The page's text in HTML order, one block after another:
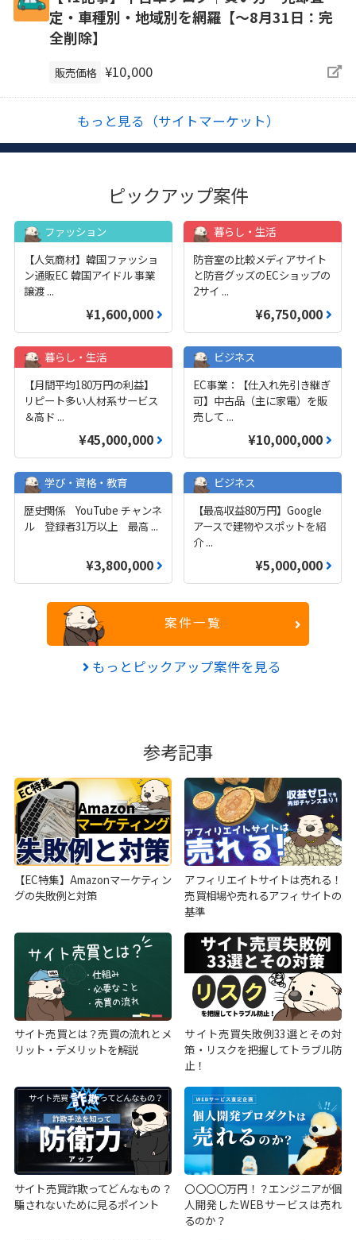
定・車種別・地域別を網羅【～8月31日：完
全削除】
販売価格 ¥10,000
もっと見る（サイトマーケット）
ピックアップ案件
ファッション
【人気商材】韓国ファッショ
ン通販EC 韓国アイドル 事業
譲渡 ...
¥1,600,000
暮らし・生活
防音室の比較メディアサイト
と防音グッズのECショップの
2サイ ...
¥6,750,000
暮らし・生活
【月間平均180万円の利益】
リピート多い人材系サービス
＆高ド ...
¥45,000,000
ビジネス
EC事業：【仕入れ先引き継ぎ
可】中古品（主に家電）を販
売して ...
¥10,000,000
学び・資格・教育
歴史関係 YouTube チャンネ
ル 登録者31万以上 最高 ...
¥3,800,000
ビジネス
【最高収益80万円】Google
アースで建物やスポットを紹
介 ...
¥5,000,000
案件一覧
もっとピックアップ案件を見る
参考記事
【EC特集】Amazonマーケティン
グの失敗例と対策
アフィリエイトサイトは売れる！
売買相場や売れるアフィサイトの
基準
サイト売買とは？売買の流れとメ
リット・デメリットを解説
サイト売買失敗例33選とその対
策・リスクを把握してトラブル防
止！
サイト売買詐欺ってどんなもの？
騙されないために見るポイント
〇〇〇〇万円！？エンジニアが個
人開発したWEBサービスは売れ
るのか？